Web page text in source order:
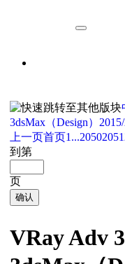
3dsMax（Design）
上一页首页1...20502051
到第
页
确认
VRay Adv